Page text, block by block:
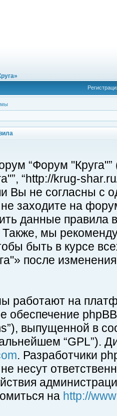
“Форум
“http://krug-
Вы не согласны с
заходите на
данные правила
мы
быть в курсе
после
на
обеспечение
выпущенной в
“GPL”).
. Разработчики
несут
на http://